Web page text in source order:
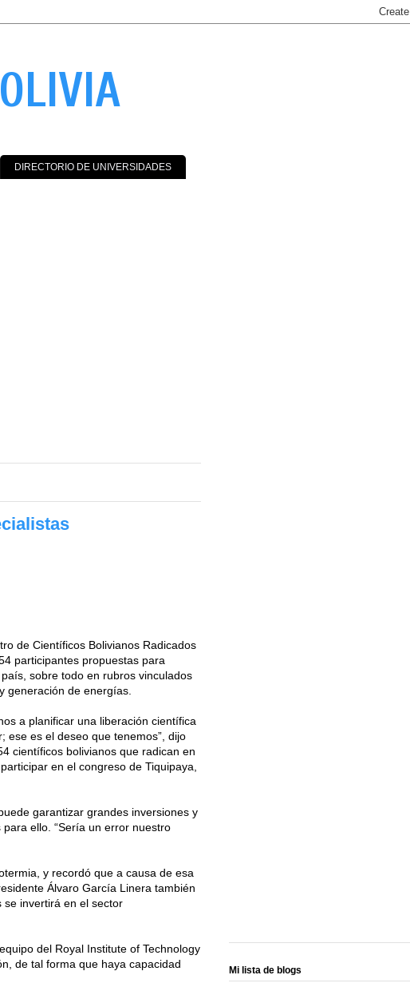
DIRECTORIO DE UNIVERSIDADES
de Científicos Bolivianos Radicados
participantes propuestas para
sobre todo en rubros vinculados
generación de energías.
a planificar una liberación científica
ese es el deseo que tenemos”, dijo
científicos bolivianos que radican en
en el congreso de Tiquipaya,
garantizar grandes inversiones y
ello. “Sería un error nuestro
y recordó que a causa de esa
Álvaro García Linera también
se invertirá en el sector
del Royal Institute of Technology
de tal forma que haya capacidad
Mi lista de blogs